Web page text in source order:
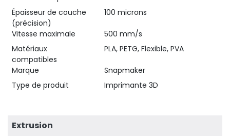
Épaisseur de couche
(précision)
100 microns
Vitesse maximale
500 mm/s
Matériaux
compatibles
PLA, PETG, Flexible, PVA
Marque
Snapmaker
Type de produit
Imprimante 3D
Extrusion